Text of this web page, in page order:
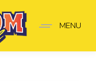
MENU